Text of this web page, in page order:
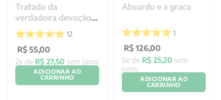
Tratado da
verdadeira devoção à
SS. Virgem - Letra
Grande
12
R$ 55,00
2x de R$ 27,50 sem juros
ADICIONAR AO
CARRINHO
Absurdo e a graca
1
R$ 126,00
5x de R$ 25,20 sem
juros
ADICIONAR AO
CARRINHO